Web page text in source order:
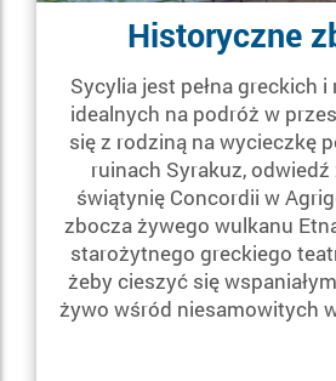
Historyczne
Sycylia jest pełna greckich
idealnych na podróż w
się z rodziną na wycieczkę
ruinach Syrakuz,
świątynię Concordii w
zbocza żywego wulkanu
starożytnego greckiego
żeby cieszyć się
żywo wśród niesamowitych